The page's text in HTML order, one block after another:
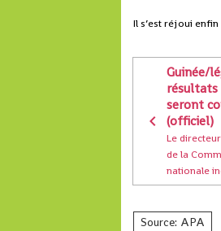
Il s’est réjoui
Guinée/
résultats
seront
(officiel)
Le
de la
nationale
Source: APA